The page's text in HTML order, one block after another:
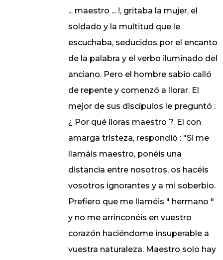
... maestro ... !, gritaba la mujer, el
soldado y la multitud que le
escuchaba, seducidos por el encanto
de la palabra y el verbo iluminado del
anciano. Pero el hombre sabio calló
de repente y comenzó a llorar. El
mejor de sus discípulos le preguntó :
¿ Por qué lloras maestro ?. El con
amarga tristeza, respondió : "Si me
llamáis maestro, ponéis una
distancia entre nosotros, os hacéis
vosotros ignorantes y a mi soberbio.
Prefiero que me llaméis " hermano "
y no me arrinconéis en vuestro
corazón haciéndome insuperable a
vuestra naturaleza. Maestro solo hay